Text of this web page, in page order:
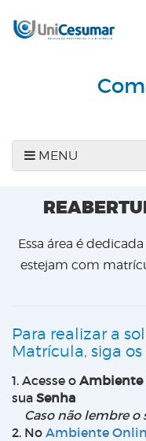
MENU
Essa área é
estejam com
Para realizar a
Matrícula, siga
1. Acesse o Ambiente
sua Senha
Caso não lembre o
2. No Ambiente